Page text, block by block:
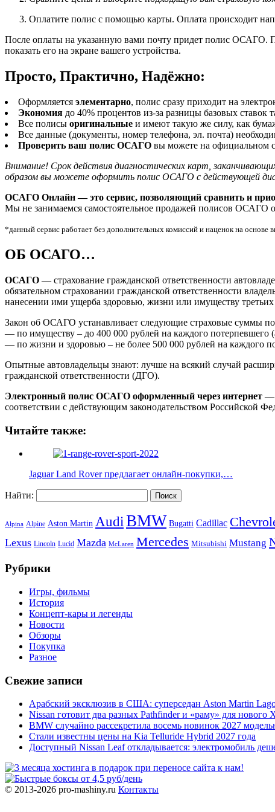
Оплатите полис с помощью карты. Оплата происходит
После оплаты на указанную вами почту придет полис ОСАГО.
показать его на экране вашего устройства.
Просто, Практично, Надёжно:
Оформляется элементарно, полис сразу приходит на
Экономия до 40% процентов из-за разницы базовых ставок
Все полисы оригинальные и имеют такую же силу, как
Все данные (документы, номер телефона, эл. почта)
Проверить ваш полис ОСАГО вы можете на официальном
Внимание! Срок действия диагностических карт,
образом вы можете оформить полис ОСАГО с действующей
ОСАГО Онлайн — это сервис, позволяющий сравнить и
Мы не занимаемся самостоятельное продажей полисов ОСАГО
*данный сервис работает без дополнительных комиссий и наценок на
ОБ ОСАГО…
ОСАГО — страхование гражданской ответственности
обязательном страховании гражданской ответственности
нанесении ими ущерба здоровью, жизни или имуществу
Закон об ОСАГО устанавливает следующие страховые суммы
— по имуществу – до 400 000 рублей на каждого потерпевшего
— по жизни и здоровью – не более 500 000 рублей на каждого
Опытные автовладельцы знают: лучше на всякий случай
гражданской ответственности (ДГО).
Электронный полис ОСАГО оформленный через интернет —
соответствии с действующим законодательством Российской
Читайте также:
Jaguar Land Rover предлагает онлайн-покупки,…
Найти:
Alpina Alpine Aston Martin AudiBMW Bugatti Cadillac
Lexus Lincoln Lucid Mazda McLaren Mercedes Mitsubishi Mustang
Рубрики
Игры, фильмы
История
Концепт-кары и легенды
Новости
Обзоры
Покупка
Разное
Свежие записи
Арабский эксклюзив в США: суперседан Aston Martin
Nissan готовит два разных Pathfinder и «раму» для нового
BMW случайно рассекретила восемь новинок 2027
Стали известны цены на Kia Telluride Hybrid 2027 года
Доступный Nissan Leaf откладывается: электромобиль
© 2013-2026 pro-mashiny.ru Контакты